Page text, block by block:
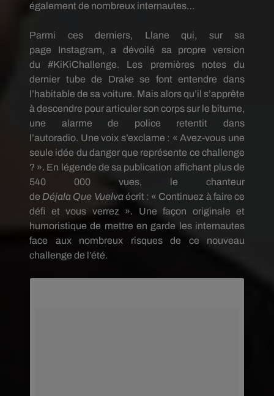
également de nombreux internautes…
Parmi ces derniers, Llane
qui, sur sa
page
Instagram, a dévoilé sa propre version
du
#KiKiChallenge.
Les premières notes du
dernier tube de Drake se font entendre dans
l’habitable de sa voiture. Mais alors qu’il s’apprête
à descendre pour articuler son corps sur le bitume,
une alarme de police retentit dans
l’autoradio. Une voix s’exclame : « Avez-vous une
seule idée du danger que représente ce challenge
? ». En légende de sa publication affichant plus de
540 000 vues, le chanteur
de Déjala Que Vuelvaécrit : « Continuez à faire ce
défi et vous verrez ».
Une façon originale et
humoristique de mettre en garde les internautes
face aux nombreux risques de ce nouveau
challenge de l’été.